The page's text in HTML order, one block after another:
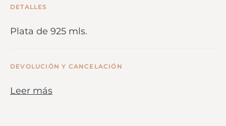
DETALLES
Plata de 925 mls.
DEVOLUCIÓN Y CANCELACIÓN
Leer más